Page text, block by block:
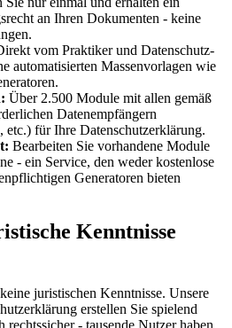
an Ihren Dokumenten - keine
vom Praktiker und Datenschutz-
automatisierten Massenvorlagen wie
Über 2.500 Module mit allen gemäß
Datenempfängern
etc.) für Ihre Datenschutzerklärung.
Bearbeiten Sie vorhandene Module
- ein Service, den weder kostenlose
Generatoren bieten
Kenntnisse
juristischen Kenntnisse. Unsere
erstellen Sie spielend
- tausende Nutzer haben